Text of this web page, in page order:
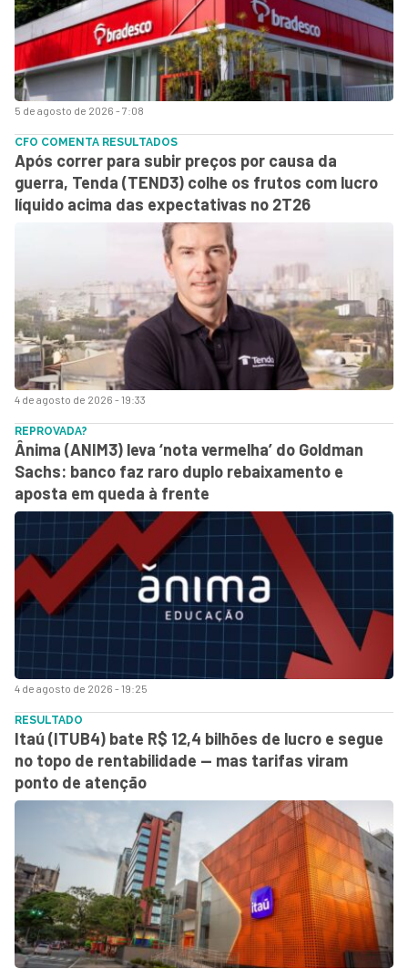
5 de agosto de 2026 - 7:08
4 de agosto de 2026 - 19:33
CFO COMENTA RESULTADOS
Após correr para subir preços por causa da
guerra, Tenda (TEND3) colhe os frutos com lucro
líquido acima das expectativas no 2T26
4 de agosto de 2026 - 19:25
REPROVADA?
Ânima (ANIM3) leva ‘nota vermelha’ do Goldman
Sachs: banco faz raro duplo rebaixamento e
aposta em queda à frente
RESULTADO
Itaú (ITUB4) bate R$ 12,4 bilhões de lucro e segue
no topo de rentabilidade — mas tarifas viram
ponto de atenção